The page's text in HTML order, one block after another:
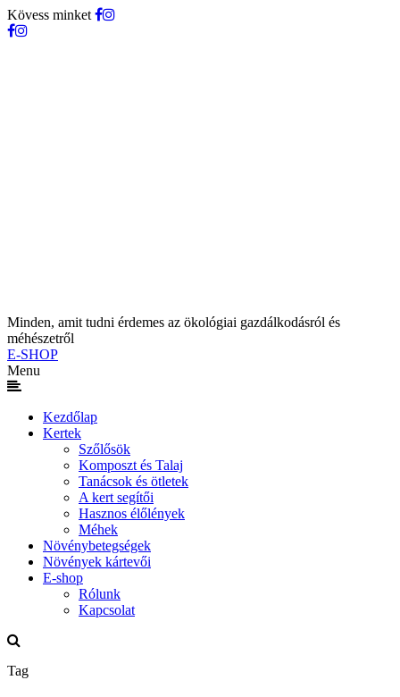
Kövess minket
Minden, amit tudni érdemes az ökológiai gazdálkodásról és
méhészetről
E-SHOP
Menu
Kezdőlap
Kertek
Szőlősök
Komposzt és Talaj
Tanácsok és ötletek
A kert segítői
Hasznos élőlények
Méhek
Növénybetegségek
Növények kártevői
E-shop
Rólunk
Kapcsolat
Tag